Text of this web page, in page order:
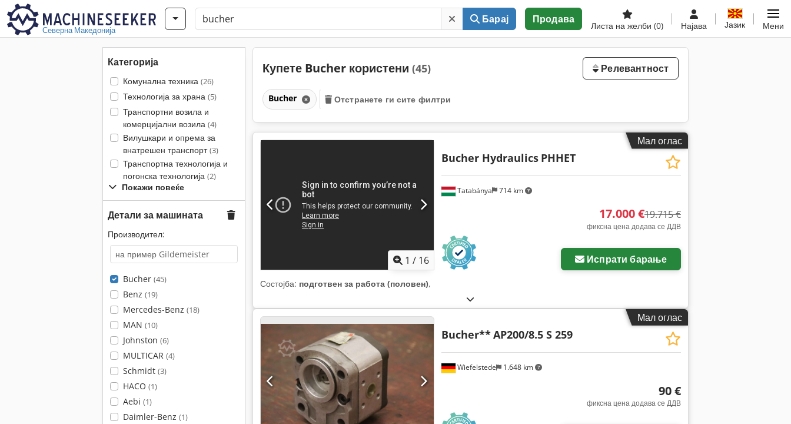
Северна Македонија
Барај Продава
Листа на желби (0) Најава Јазик Мени
Категорија
Комунална техника (26)
Технологија за храна (5)
Транспортни возила и
комерцијални возила (4)
Вилушкари и опрема за
внатрешен транспорт(3)
Транспортна технологија и
погонска технологија (2)
Покажи повеќе
Детали за машината
Производител:
Bucher (45)
Benz (19)
Mercedes-Benz (18)
MAN (10)
Johnston (6)
MULTICAR (4)
Schmidt (3)
HACO (1)
Aebi (1)
Daimler-Benz (1)
Купете Bucher користени (45) Релевантност
Bucher Отстранете ги сите филтри
Мал оглас
1 / 16
Tatabánya 714 km
Bucher Hydraulics PHHET
17.000 €19.715 €
фиксна цена додава се ДДВ
Испрати барање
Состојба: подготвен за работа (половен),
Мал оглас
Wiefelstede 1.648 km
Bucher**AP200/8.5 S 259
90 €
фиксна цена додава се ДДВ